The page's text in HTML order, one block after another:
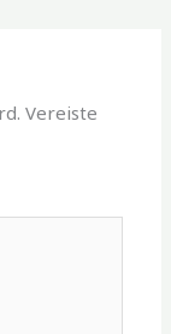
Vereiste